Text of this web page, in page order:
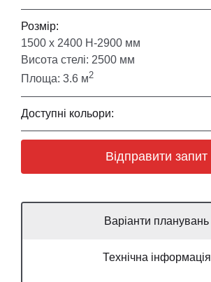
Розмір:
1500 х 2400 Н-2900 мм
Висота стелі: 2500 мм
Площа: 3.6 м2
Доступні кольори:
Відправити запит
Варіанти планувань
Технічна інформація